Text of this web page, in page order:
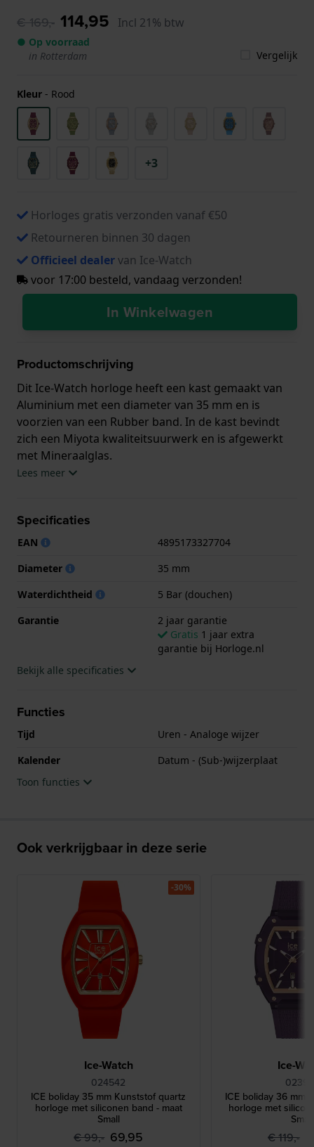
€ 169,- 114,95 Incl 21% btw
● Op voorraad
in Rotterdam
Vergelijk
Kleur - Rood
+3
Horloges gratis verzonden vanaf €50
Retourneren binnen 30 dagen
Officieel dealervan Ice-Watch
voor 17:00 besteld, vandaag verzonden!
In Winkelwagen
Productomschrijving
Dit Ice-Watch horloge heeft een kast gemaakt van
Aluminium met een diameter van 35 mm en is
voorzien van een Rubber band. In de kast bevindt
zich een Miyota kwaliteitsuurwerk en is afgewerkt
met Mineraalglas.
horloge geleverd met 2 jaar garantie.
Lees meer
Specificaties
EAN
4895173327704
Diameter
35 mm
Waterdichtheid
5 Bar (douchen)
Garantie
2 jaar garantie
Gratis 1 jaar extra
garantie bij Horloge.nl
Bekijk alle specificaties
Functies
Tijd
Uren - Analoge wijzer
Kalender
Datum - (Sub-)wijzerplaat
Toon functies
Ook verkrijgbaar in deze serie
Ice-Watch
024542
ICE boliday 35 mm Kunststof quartz
horloge met siliconen band - maat
Small
€ 99,- 69,95
-30%
Ice-
ICE boliday 36 mm
horloge met
Small
€ 119,-